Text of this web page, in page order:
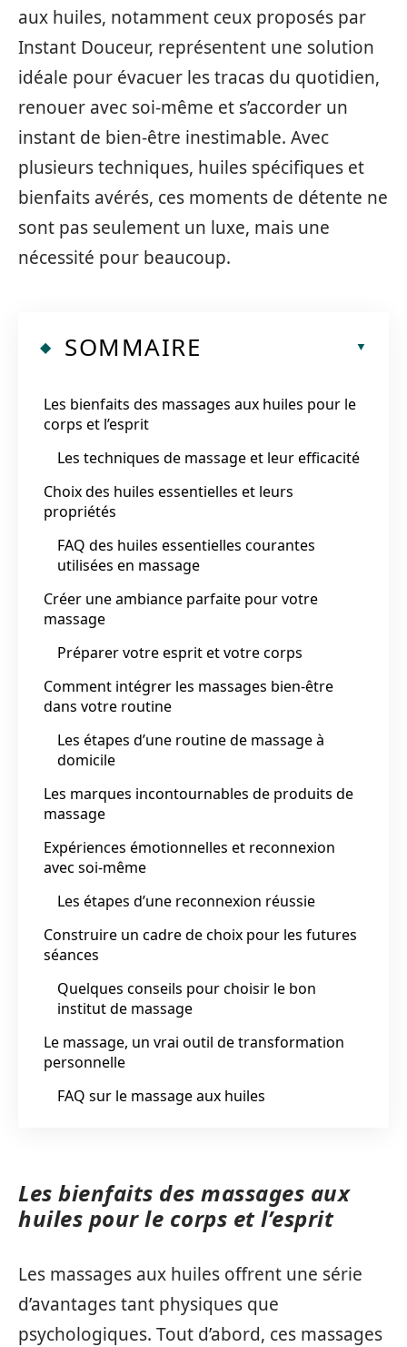
aux huiles, notamment ceux proposés par
Instant Douceur, représentent une solution
idéale pour évacuer les tracas du quotidien,
renouer avec soi-même et s’accorder un
instant de bien-être inestimable. Avec
plusieurs techniques, huiles spécifiques et
bienfaits avérés, ces moments de détente ne
sont pas seulement un luxe, mais une
nécessité pour beaucoup.
SOMMAIRE
Les bienfaits des massages aux huiles pour le
corps et l’esprit
Les techniques de massage et leur efficacité
Choix des huiles essentielles et leurs
propriétés
FAQ des huiles essentielles courantes
utilisées en massage
Créer une ambiance parfaite pour votre
massage
Préparer votre esprit et votre corps
Comment intégrer les massages bien-être
dans votre routine
Les étapes d’une routine de massage à
domicile
Les marques incontournables de produits de
massage
Expériences émotionnelles et reconnexion
avec soi-même
Les étapes d’une reconnexion réussie
Construire un cadre de choix pour les futures
séances
Quelques conseils pour choisir le bon
institut de massage
Le massage, un vrai outil de transformation
personnelle
FAQ sur le massage aux huiles
Les bienfaits des massages aux
huiles pour le corps et l’esprit
Les massages aux huiles offrent une série
d’avantages tant physiques que
psychologiques. Tout d’abord, ces massages